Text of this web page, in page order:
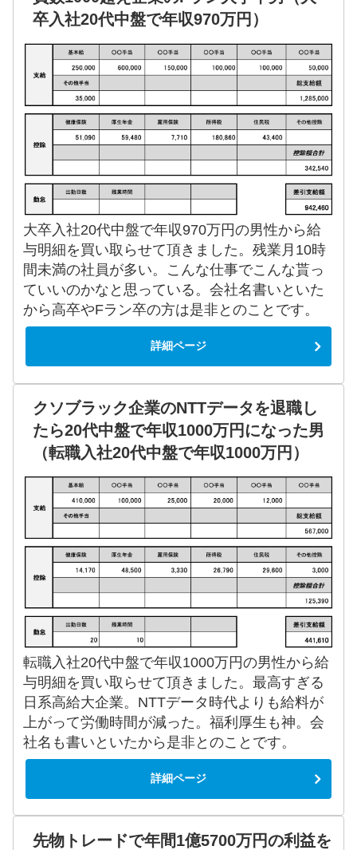
卒入社20代中盤で年収970万円）
大卒入社20代中盤で年収970万円の男性から給
与明細を買い取らせて頂きました。残業月10時
間未満の社員が多い。こんな仕事でこんな貰っ
ていいのかなと思っている。会社名書いといた
から高卒やFラン卒の方は是非とのことです。
詳細ページ
クソブラック企業のNTTデータを退職し
たら20代中盤で年収1000万円になった男
（転職入社20代中盤で年収1000万円）
転職入社20代中盤で年収1000万円の男性から給
与明細を買い取らせて頂きました。最高すぎる
日系高給大企業。NTTデータ時代よりも給料が
上がって労働時間が減った。福利厚生も神。会
社名も書いといたから是非とのことです。
詳細ページ
先物トレードで年間1億5700万円の利益を